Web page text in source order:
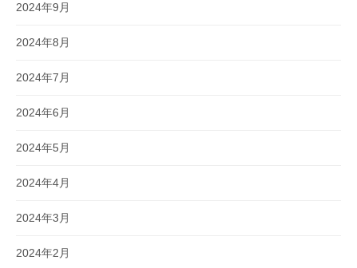
2024年9月
2024年8月
2024年7月
2024年6月
2024年5月
2024年4月
2024年3月
2024年2月